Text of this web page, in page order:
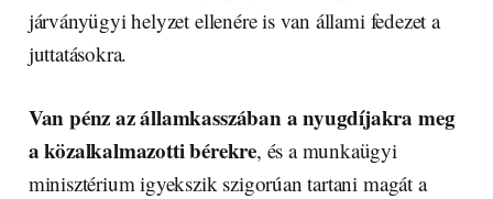
járványügyi helyzet ellenére is van állami fedezet a
juttatásokra.
Van pénz az államkasszában a nyugdíjakra meg
a közalkalmazotti bérekre, és a munkaügyi
minisztérium igyekszik szigorúan tartani magát a